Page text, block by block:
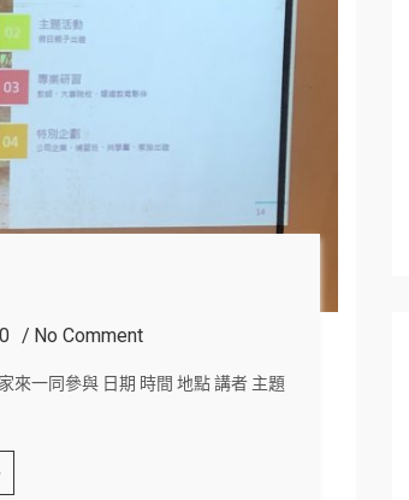
No Comment
來一同參與 日期 時間 地點 講者 主題